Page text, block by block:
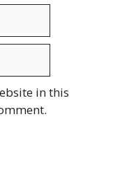
in this